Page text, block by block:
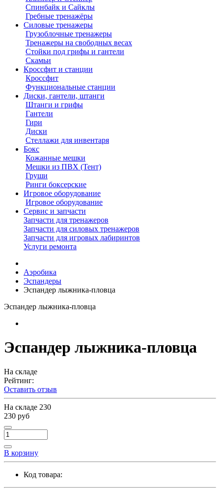
Спинбайк и Сайклы
Гребные тренажёры
Силовые тренажеры
Грузоблочные тренажеры
Тренажеры на свободных весах
Стойки под грифы и гантели
Скамьи
Кроссфит и станции
Кроссфит
Функциональные станции
Диски, гантели, штанги
Штанги и грифы
Гантели
Гири
Диски
Стеллажи для инвентаря
Бокс
Кожанные мешки
Мешки из ПВХ (Тент)
Груши
Ринги боксерские
Игровое оборудование
Игровое оборудование
Сервис и запчасти
Запчасти для тренажеров
Запчасти для силовых тренажеров
Запчасти для игровых лабиринтов
Услуги ремонта
Аэробика
Эспандеры
Эспандер лыжника-пловца
Эспандер лыжника-пловца
Эспандер лыжника-пловца
На складе
Рейтинг:
Оставить отзыв
На складе 230
230 руб
В корзину
Код товара: